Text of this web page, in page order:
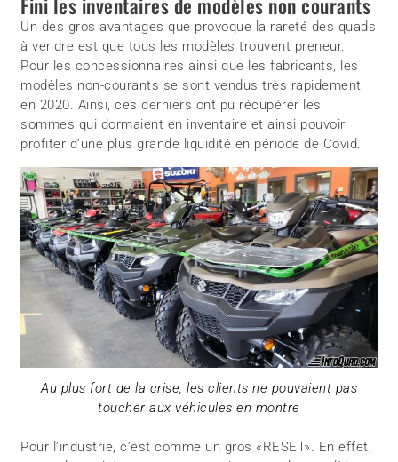
Un des gros avantages que provoque la rareté des quads
à vendre est que tous les modèles trouvent preneur.
Pour les concessionnaires ainsi que les fabricants, les
modèles non-courants se sont vendus très rapidement
en 2020. Ainsi, ces derniers ont pu récupérer les
sommes qui dormaient en inventaire et ainsi pouvoir
profiter d’une plus grande liquidité en période de Covid.
Au plus fort de la crise, les clients ne pouvaient pas
toucher aux véhicules en montre
Pour l’industrie, c’est comme un gros «RESET». En effet,